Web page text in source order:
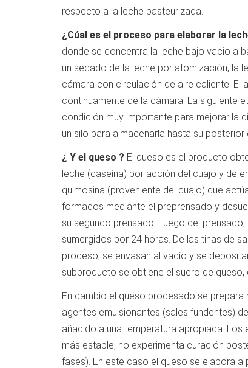
respecto a la leche pasteurizada.
¿Cúal es el proceso para elaborar la
donde se concentra la leche bajo vacio a
un secado de la leche por atomización, la
cámara con circulación de aire caliente. El
continuamente de la cámara. La siguiente
condición muy importante para mejorar la
un silo para almacenarla hasta su posterior
¿ Y el queso ? El queso es el producto
leche (caseína) por acción del cuajo y de
quimosina (proveniente del cuajo) que
formados mediante el preprensado y
su segundo prensado. Luego del
sumergidos por 24 horas. De las tinas de
proceso, se envasan al vacío y se
subproducto se obtiene el suero de
En cambio el queso procesado se
agentes emulsionantes (sales fundentes)
añadido a una temperatura apropiada.
más estable, no experimenta curación
fases). En este caso el queso se elabora a